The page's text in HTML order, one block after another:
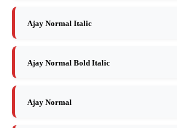
Ajay Normal Italic
Ajay Normal Bold Italic
Ajay Normal